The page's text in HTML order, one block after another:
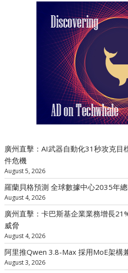
廣州直擊：AI武器自動化31秒攻克目
件危機
August 5, 2026
羅蘭貝格預測 全球數據中心2035年
August 4, 2026
廣州直擊：卡巴斯基企業業務增長
威脅
August 4, 2026
阿里推Qwen 3.8-Max 採用MoE架構
August 3, 2026